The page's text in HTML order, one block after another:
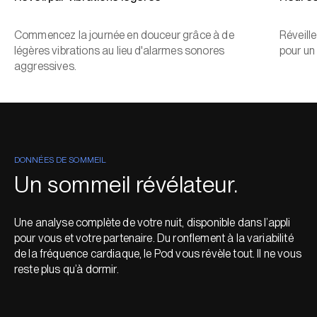
Commencez la journée en douceur grâce à de
légères vibrations au lieu d'alarmes sonores
aggressives.
pour
DONNÉES DE SOMMEIL
Un sommeil révélateur.
Une analyse complète de votre nuit, disponible dans l’appli
pour vous et votre partenaire. Du ronflement à la variabilité
de la fréquence cardiaque, le Pod vous révèle tout. Il ne vous
reste plus qu’à dormir.